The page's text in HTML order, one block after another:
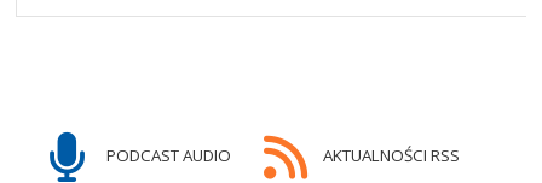
PODCAST AUDIO AKTUALNOŚCI RSS